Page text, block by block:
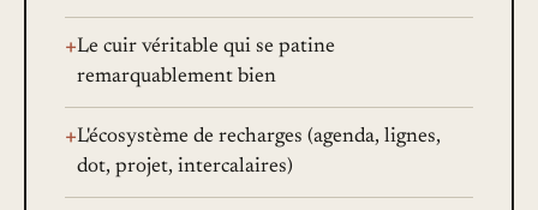
+Le cuir véritable qui se patine
remarquablement bien
+L'écosystème de recharges (agenda, lignes,
dot, projet, intercalaires)